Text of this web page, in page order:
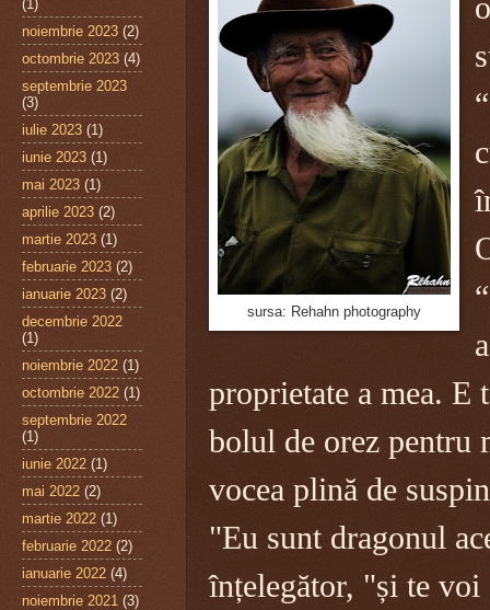
sursa: Rehahn photography
proprietate a mea. E
bolul de orez pentru
vocea plină de
"Eu sunt dragonul
înțelegător, "și te voi
(1)
noiembrie 2023 (2)
octombrie 2023 (4)
septembrie 2023
(3)
iulie 2023 (1)
iunie 2023 (1)
mai 2023 (1)
aprilie 2023 (2)
martie 2023 (1)
februarie 2023 (2)
ianuarie 2023 (2)
decembrie 2022
(1)
noiembrie 2022 (1)
octombrie 2022 (1)
septembrie 2022
(1)
iunie 2022 (1)
mai 2022 (2)
martie 2022 (1)
februarie 2022 (2)
ianuarie 2022 (4)
noiembrie 2021 (3)